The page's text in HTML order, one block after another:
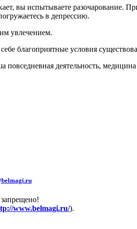
вы испытываете разочарование.
в депрессию.
увлечением.
благоприятные условия
деятельность,
запрещено!
www.belmagi.ru/).